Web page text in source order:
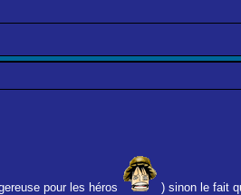
pour les héros
) sinon le fait